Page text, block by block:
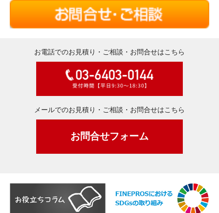
お電話でのお見積り・ご相談・お問合せはこちら
メールでのお見積り・ご相談・お問合せはこちら
お問合せフォーム